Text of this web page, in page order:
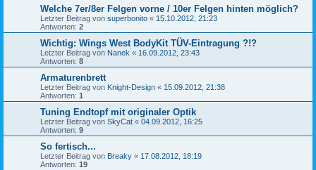
Welche 7er/8er Felgen vorne / 10er Felgen hinten möglich?
Letzter Beitrag von superbonito « 15.10.2012, 21:23
Antworten: 2
Wichtig: Wings West BodyKit TÜV-Eintragung ?!?
Letzter Beitrag von Nanek « 16.09.2012, 23:43
Antworten: 8
Armaturenbrett
Letzter Beitrag von Knight-Design « 15.09.2012, 21:38
Antworten: 1
Tuning Endtopf mit originaler Optik
Letzter Beitrag von SkyCat « 04.09.2012, 16:25
Antworten: 9
So fertisch...
Letzter Beitrag von Breaky « 17.08.2012, 18:19
Antworten: 19